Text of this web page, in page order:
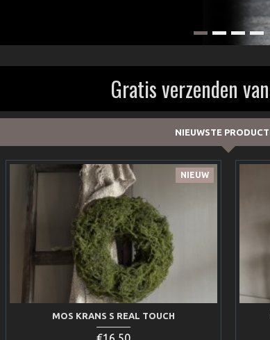
Gratis verzenden
NIEUWSTE
NIEUW
MOS KRANS S REAL TOUCH